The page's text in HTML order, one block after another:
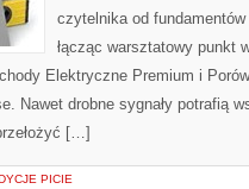
czytelnika od
łącząc warsztatowy punkt
Elektryczne Premium i
Nawet drobne sygnały potrafią
[…]
PICIE